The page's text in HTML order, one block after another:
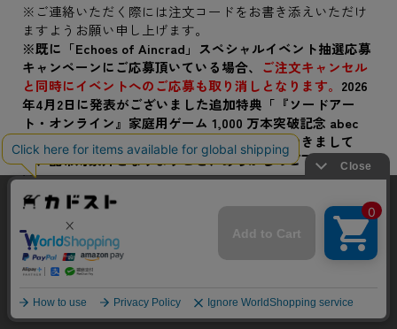
※ご連絡いただく際には注文コードをお書き添えいただけ
ますようお願い申し上げます。
※既に「Echoes of Aincrad」スペシャルイベント抽選応募
キャンペーンにご応募頂いている場合、 ご注文キャンセル
と同時にイベントへのご応募も取り消しとなります。 2026
年4月2日に発表がございました追加特典「『ソードアー
ト・オンライン』家庭用ゲーム 1,000 万本突破記念 abec
氏描き下ろしイラストアクリルスタンド」につきまして
も、配布対象外となりますこと、あらかじめご了承くださ
い。
【以下予約開始時より掲載していたテキスト内
容】
本商品を予約して『Echoes of Ainclad』スペシャ
ルイベントの抽選に申し込もう！
当サイトでは利用体験の向上およびコンテンツの最適な提供、ト
ラフィックの分析を目的としてCookieを使用しています。
サイトの閲覧を継続された場合、Cookieの利用に同意したことも
のといたします。
詳細については
承諾する